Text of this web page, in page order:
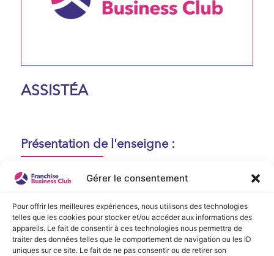
Gérer le consentement
Pour offrir les meilleures expériences, nous utilisons des technologies
telles que les cookies pour stocker et/ou accéder aux informations des
appareils. Le fait de consentir à ces technologies nous permettra de
traiter des données telles que le comportement de navigation ou les ID
uniques sur ce site. Le fait de ne pas consentir ou de retirer son
ASSISTÉA
Présentation de l'enseigne :
Aucune présentation n'est disponible
actuellement !
Vidéo de Présentation